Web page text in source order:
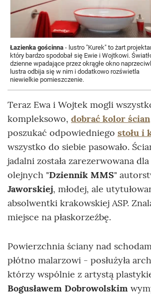
Łazienka gościnna - lustro "Kurek" to żart
który bardzo spodobał się Ewie i Wojtkowi.
dzienne wpadające przez okrągłe okno
lustra odbija się w nim i dodatkowo rozświetla
niewielkie pomieszczenie.
Teraz Ewa i Wojtek mogli
kompleksowo, dobrać kolor ścian
poszukać odpowiedniego stołu i
wszystko do siebie pasowało.
jadalni została zarezerwowana
olejnych "Dziennik MMS"
Jaworskiej, młodej, ale
absolwentki krakowskiej ASP.
miejsce na płaskorzeźbę.
Powierzchnia ściany nad
płótno malarzowi - posłużyła
którzy wspólnie z artystą
Bogusławem Dobrowolskim